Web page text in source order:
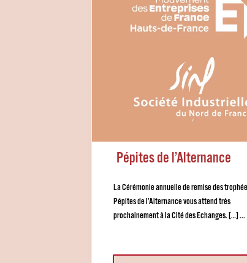
Pépites de l’Alternance
La Cérémonie annuelle de remise des
Pépites de l’Alternance vous attend très
prochainement à la Cité des Echanges. […] ...